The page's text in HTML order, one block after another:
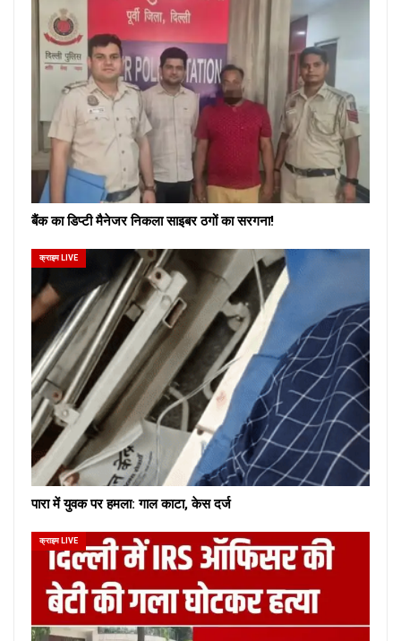
बैंक का डिप्टी मैनेजर निकला साइबर ठगों का सरगना!
क्राइम LIVE
पारा में युवक पर हमला: गाल काटा, केस दर्ज
क्राइम LIVE